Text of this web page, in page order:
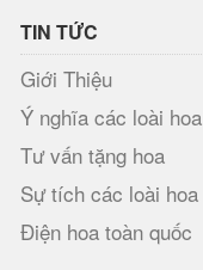
TIN TỨC
Giới Thiệu
Ý nghĩa các loài hoa
Tư vấn tặng hoa
Sự tích các loài hoa
Điện hoa toàn quốc